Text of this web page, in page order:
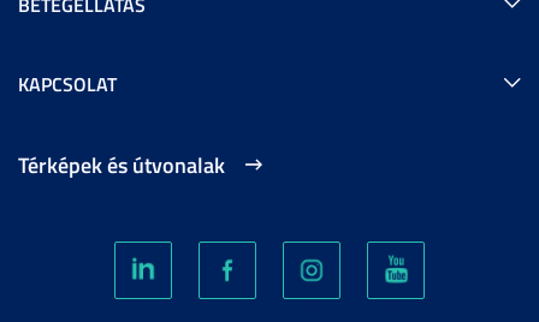
KAPCSOLAT
Térképek és útvonalak